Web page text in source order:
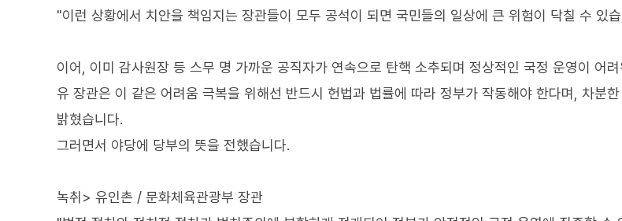
"이런 상황에서 치안을 책임지는 장관들이 모두 공석이 되면 국민들의 일상에 큰 위험이 닥칠 수 있
이어, 이미 감사원장 등 스무 명 가까운 공직자가 연속으로 탄핵 소추되며 정상적인 국정 운영이 어
유 장관은 이 같은 어려움 극복을 위해선 반드시 헌법과 법률에 따라 정부가 작동해야 한다며, 차분
밝혔습니다.
그러면서 야당에 당부의 뜻을 전했습니다.
녹취> 유인촌 / 문화체육관광부 장관